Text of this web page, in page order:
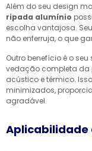
Além do seu design
ripada alumínio
escolha vantajosa.
não enferruja, o que
Outro benefício é o
vedação completa da
acústico e térmico.
minimizados,
agradável.
Aplicabilidade